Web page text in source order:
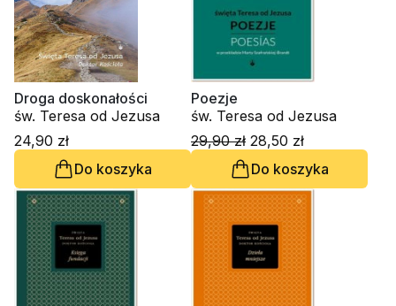
Droga doskonałości
św. Teresa od Jezusa
24,90 zł
Do koszyka
Poezje
św. Teresa od Jezusa
29,90 zł 28,50 zł
Do koszyka